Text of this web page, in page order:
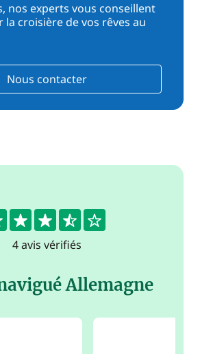
nos experts vous conseillent
la croisière de vos rêves au
Nous contacter
4 avis vérifiés
Allemagne